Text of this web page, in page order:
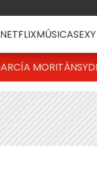
NETFLIXMÚSICASEXY
MORITÁN